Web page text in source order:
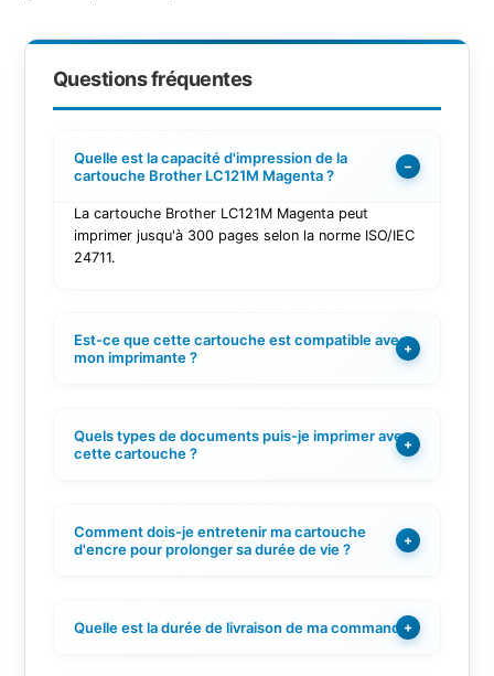
Questions fréquentes
Quelle est la capacité d'impression de la
cartouche Brother LC121M Magenta ?
−
La cartouche Brother LC121M Magenta peut
imprimer jusqu'à 300 pages selon la norme ISO/IEC
24711.
Est-ce que cette cartouche est compatible avec
mon imprimante ?
+
Quels types de documents puis-je imprimer avec
cette cartouche ?
+
Comment dois-je entretenir ma cartouche
d'encre pour prolonger sa durée de vie ?
+
Quelle est la durée de livraison de ma commande ?
+